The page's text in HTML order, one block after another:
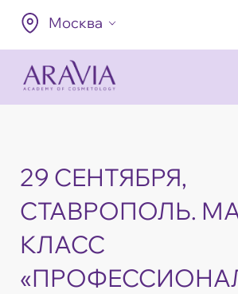
Москва
29 СЕНТЯБРЯ,
СТАВРОПОЛЬ.
КЛАСС